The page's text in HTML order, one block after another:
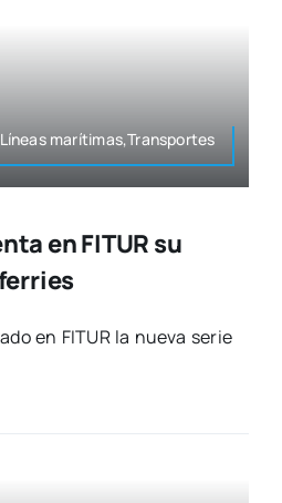
marítimas,Transportes
en FITUR su
en FITUR la nue­va serie